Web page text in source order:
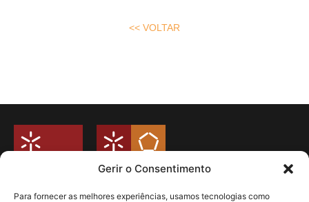
Gerir o Consentimento
Para fornecer as melhores experiências, usamos tecnologias como
<< VOLTAR